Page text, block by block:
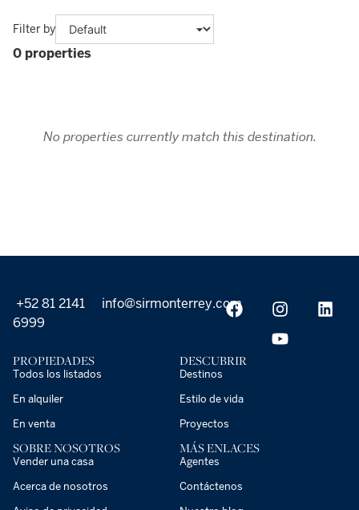
Filter by
0 properties
No properties currently match this destination.
+52 81 2141
6999
info@sirmonterrey.com
PROPIEDADES
Todos los listados
En alquiler
En venta
DESCUBRIR
Destinos
Estilo de vida
Proyectos
SOBRE NOSOTROS
Vender una casa
Acerca de nosotros
MÁS ENLACES
Agentes
Contáctenos